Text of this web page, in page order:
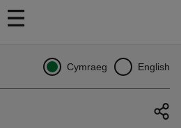
Cymraeg English